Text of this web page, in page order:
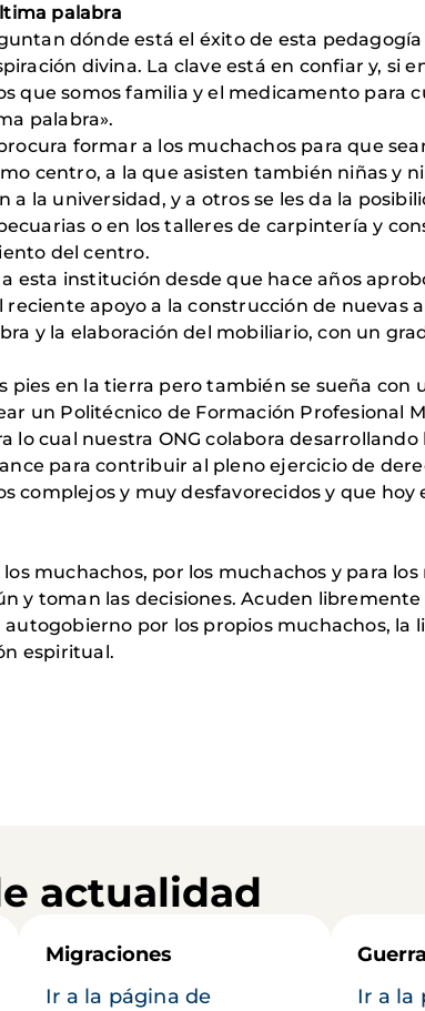
palabra
dónde está el éxito de esta
divina. La clave está en confiar y, si
que somos familia y el medi­camento para
palabra».
formar a los muchachos para que
centro, a la que asisten también niñas y
a la universidad, y a otros se les da la
o en los talleres de carpintería y
del centro.
esta institución desde que hace años
apoyo a la construcción de nuevas
y la elaboración del mobiliario, con un
pies en la tierra pero también se sueña
un Politécnico de Formación Profesional
lo cual nuestra ONG co­labora
para contribuir al pleno ejercicio de
complejos y muy desfavorecidos y que
los muchachos, por los muchachos y para
y toman las decisiones. Acuden
por los propios muchachos,
espiritual.
actualidad
Migraciones
Ir a la página de
Ir a la